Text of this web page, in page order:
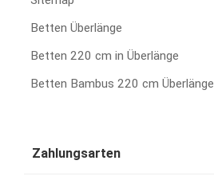
Betten Überlänge
Betten 220 cm in Überlänge
Betten Bambus 220 cm Überlänge
Zahlungsarten